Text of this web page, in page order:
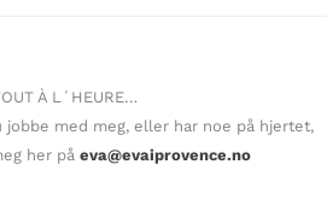
À L´HEURE…
jobbe med meg, eller har noe på hjertet,
her på eva@evaiprovence.no